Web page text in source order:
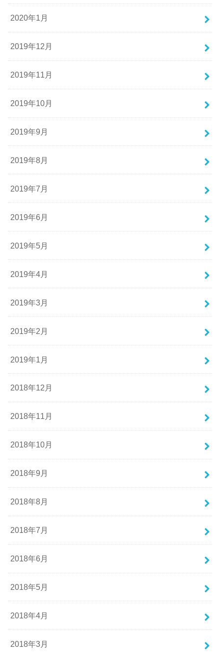
2020年1月
2019年12月
2019年11月
2019年10月
2019年9月
2019年8月
2019年7月
2019年6月
2019年5月
2019年4月
2019年3月
2019年2月
2019年1月
2018年12月
2018年11月
2018年10月
2018年9月
2018年8月
2018年7月
2018年6月
2018年5月
2018年4月
2018年3月